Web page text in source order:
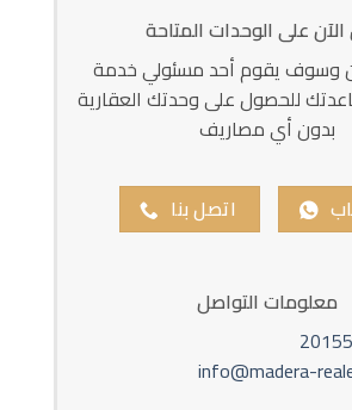
على الوحدات المتاحة
وسوف يقوم أحد مسئولي خدمة
للحصول على وحدتك العقارية
بدون أي مصاريف
اتصل بنا
معلومات التواصل
info@madera-